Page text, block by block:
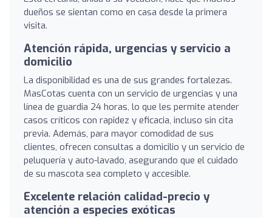
dueños se sientan como en casa desde la primera
visita.
Atención rápida, urgencias y servicio a
domicilio
La disponibilidad es una de sus grandes fortalezas.
MasCotas cuenta con un servicio de urgencias y una
línea de guardia 24 horas, lo que les permite atender
casos críticos con rapidez y eficacia, incluso sin cita
previa. Además, para mayor comodidad de sus
clientes, ofrecen consultas a domicilio y un servicio de
peluquería y auto-lavado, asegurando que el cuidado
de su mascota sea completo y accesible.
Excelente relación calidad-precio y
atención a especies exóticas